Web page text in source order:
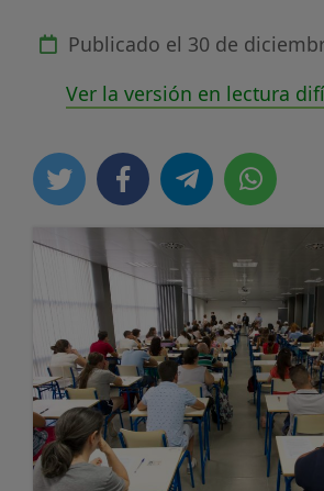
Publicado el 30 de
Ver la versión en lectura